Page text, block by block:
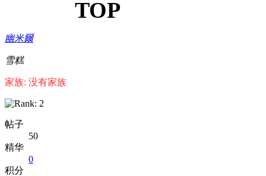
TOP
幽米爾
雪糕
家族: 没有家族
帖子
50
精华
0
积分